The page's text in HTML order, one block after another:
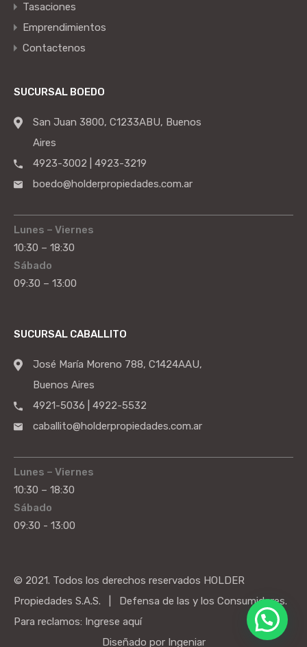
Tasaciones
Emprendimientos
Contactenos
SUCURSAL BOEDO
San Juan 3800, C1233ABU, Buenos
Aires
4923-3002 | 4923-3219
boedo@holderpropiedades.com.ar
Lunes – Viernes
10:30 – 18:30
Sábado
09:30 – 13:00
SUCURSAL CABALLITO
José María Moreno 788, C1424AAU,
Buenos Aires
4921-5036 | 4922-5532
caballito@holderpropiedades.com.ar
Lunes – Viernes
10:30 – 18:30
Sábado
09:30 - 13:00
© 2021. Todos los derechos reservados HOLDER
Propiedades S.A.S. | Defensa de las y los Consumidores.
Para reclamos: Ingrese aquí
Diseñado por Ingeniar